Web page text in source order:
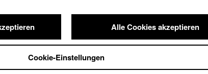
(Drehbuch), Christian Hödl (Drehbuch)/ Wildbird Film
Alle Cookies akzeptieren
Cookie-Einstellungen